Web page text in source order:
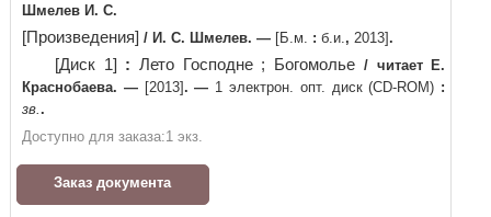
Шмелев И. С.
[Произведения] / И. С. Шмелев. —[Б.м. : б.и., 2013].
[Диск 1] : Лето Господне ; Богомолье / читает Е.
Краснобаева. —[2013]. — 1 электрон. опт. диск (CD-ROM) :
зв..
Доступно для заказа:1 экз.
Заказ документа